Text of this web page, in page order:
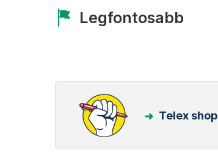
Legfontosabb
Telex shop